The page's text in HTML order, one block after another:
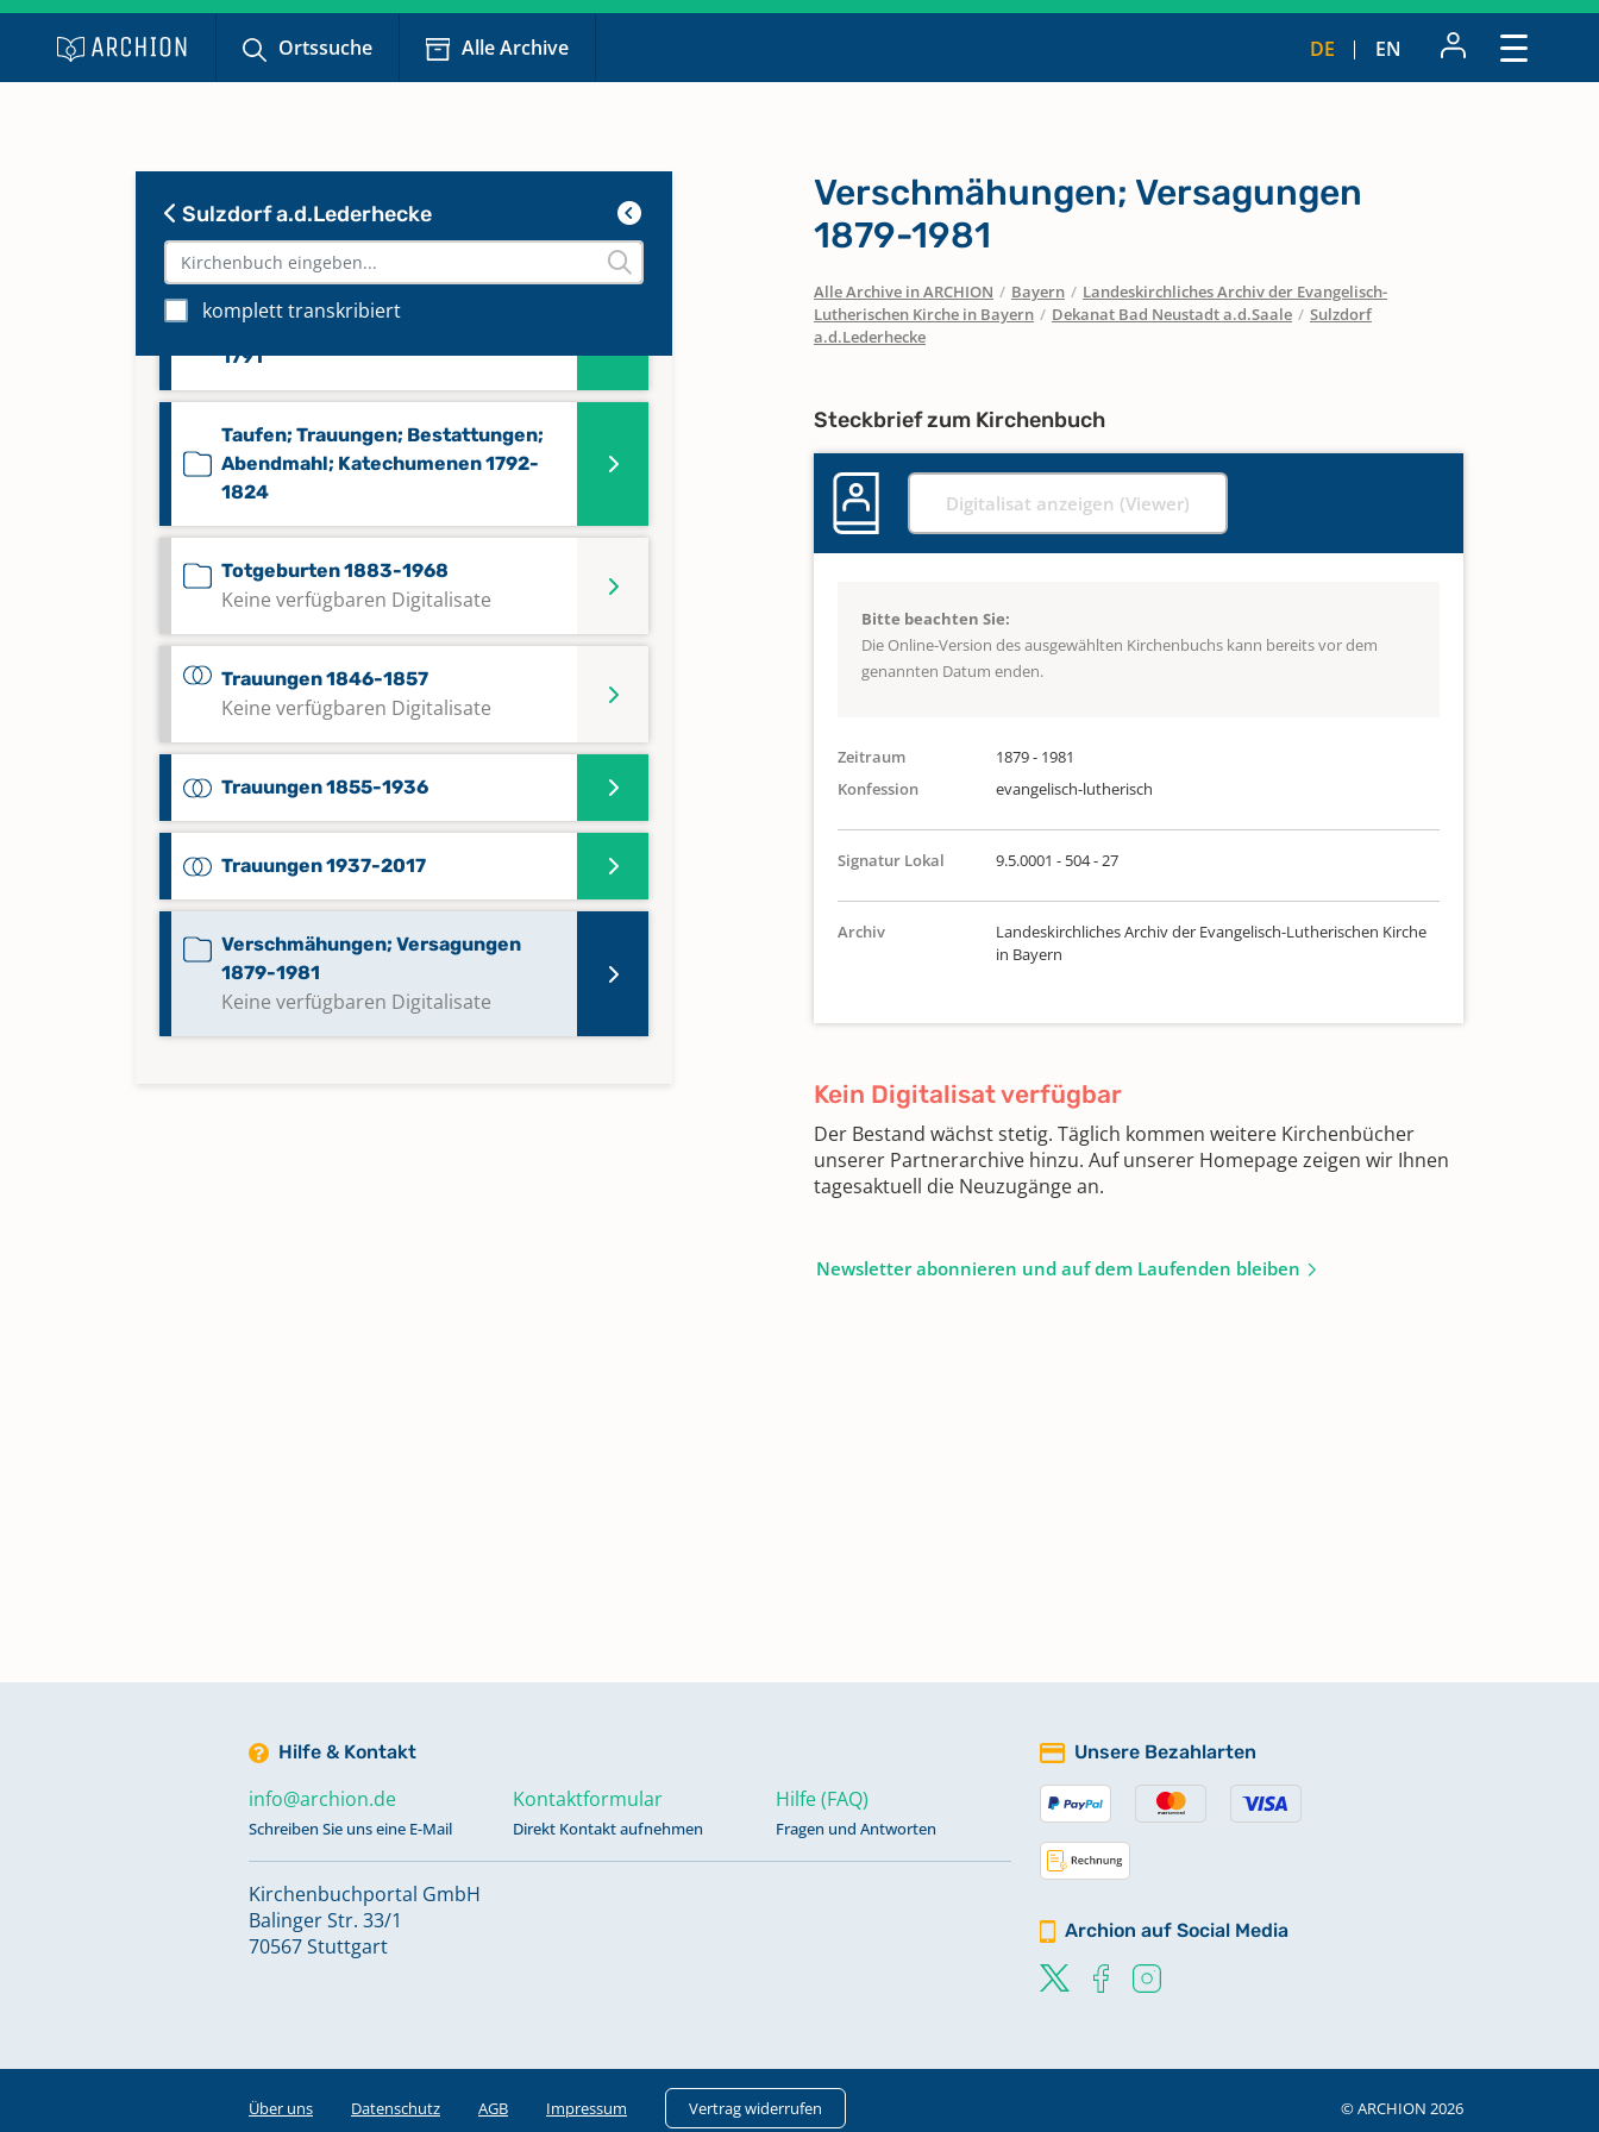
Ortssuche Alle Archive DE EN
Sulzdorf a.d.Lederhecke
komplett transkribiert
Taufen; Trauungen; Bestattungen
Abendmahl 1612-1706
Taufen; Trauungen; Bestattungen;
Abendmahl; Katechumenen 1701-
1791
Taufen; Trauungen; Bestattungen;
Abendmahl; Katechumenen 1792-
1824
Totgeburten 1883-1968
Keine verfügbaren Digitalisate
Trauungen 1846-1857
Keine verfügbaren Digitalisate
Trauungen 1855-1936
Trauungen 1937-2017
Verschmähungen; Versagungen
1879-1981
Keine verfügbaren Digitalisate
Verschmähungen; Versagungen
1879-1981
Alle Archive in ARCHION / Bayern / Landeskirchliches Archiv der Evangelisch-
Lutherischen Kirche in Bayern / Dekanat Bad Neustadt a.d.Saale / Sulzdorf
a.d.Lederhecke
Steckbrief zum Kirchenbuch
Digitalisat anzeigen (Viewer)
Bitte beachten Sie:
Die Online-Version des ausgewählten Kirchenbuchs kann bereits vor dem
genannten Datum enden.
Zeitraum
1879 - 1981
Konfession
evangelisch-lutherisch
Signatur Lokal 9.5.0001 - 504 - 27
Archiv
Landeskirchliches Archiv der Evangelisch-Lutherischen Kirche
in Bayern
Kein Digitalisat verfügbar
Der Bestand wächst stetig. Täglich kommen weitere Kirchenbücher
unserer Partnerarchive hinzu. Auf unserer Homepage zeigen wir Ihnen
tagesaktuell die Neuzugänge an.
Newsletter abonnieren und auf dem Laufenden bleiben
Hilfe & Kontakt
info@archion.de
Schreiben Sie uns eine E-Mail
Kontaktformular
Direkt Kontakt aufnehmen
Hilfe (FAQ)
Fragen und Antworten
Kirchenbuchportal GmbH
Balinger Str. 33/1
70567 Stuttgart
Unsere Bezahlarten
Archion auf Social Media
Über uns Datenschutz AGB Impressum Vertrag widerrufen © ARCHION 2026